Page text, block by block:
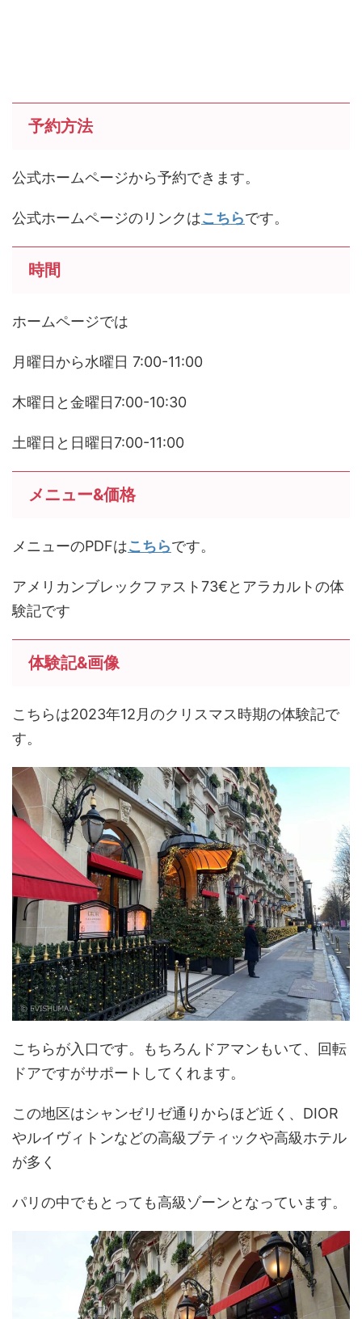
予約方法
公式ホームページから予約できます。
公式ホームページのリンクはこちらです。
時間
ホームページでは
月曜日から水曜日 7:00-11:00
木曜日と金曜日7:00-10:30
土曜日と日曜日7:00-11:00
メニュー&価格
メニューのPDFはこちらです。
アメリカンブレックファスト73€とアラカルトの体
験記です
体験記&画像
こちらは2023年12月のクリスマス時期の体験記で
す。
こちらが入口です。もちろんドアマンもいて、回転
ドアですがサポートしてくれます。
この地区はシャンゼリゼ通りからほど近く、DIOR
やルイヴィトンなどの高級ブティックや高級ホテル
が多く
パリの中でもとっても高級ゾーンとなっています。